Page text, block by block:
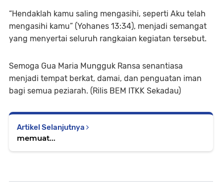
“Hendaklah kamu saling mengasihi, seperti Aku telah
mengasihi kamu” (Yohanes 13:34), menjadi semangat
yang menyertai seluruh rangkaian kegiatan tersebut.
Semoga Gua Maria Mungguk Ransa senantiasa
menjadi tempat berkat, damai, dan penguatan iman
bagi semua peziarah. (Rilis BEM ITKK Sekadau)
Artikel Selanjutnya
memuat...